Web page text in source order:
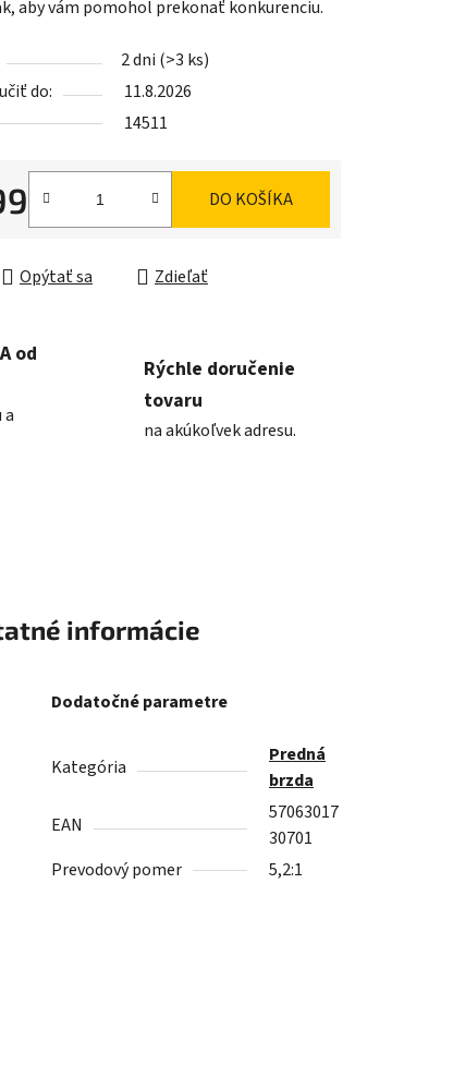
aby vám pomohol prekonať konkurenciu.
2 dni (>3 ks)
do:
11.8.2026
14511
cena:
DO KOŠÍKA
Opýtať sa Zdieľať
od
a
Rýchle doručenie
tovaru
na akúkoľvek adresu.
informácie
Dodatočné parametre
Kategória
Predná
brzda
EAN
57063017
30701
Prevodový pomer
5,2:1